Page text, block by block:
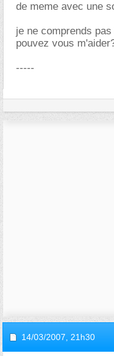
de meme avec une
je ne comprends
pouvez vous
-----
14/03/2007, 21h30